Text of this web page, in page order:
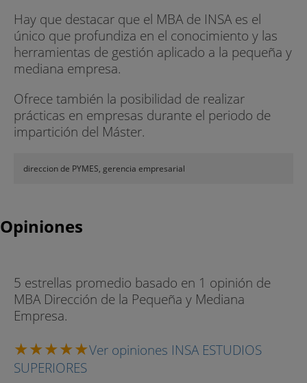
Hay que destacar que el MBA de INSA es el
único que profundiza en el conocimiento y las
herramientas de gestión aplicado a la pequeña y
mediana empresa.
Ofrece también la posibilidad de realizar
prácticas en empresas durante el periodo de
impartición del Máster.
direccion de PYMES, gerencia empresarial
Opiniones
5 estrellas promedio basado en 1 opinión de
MBA Dirección de la Pequeña y Mediana
Empresa.
Ver opiniones INSA ESTUDIOS
SUPERIORES